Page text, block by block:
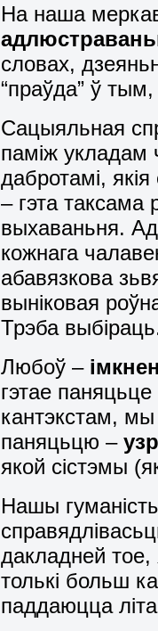
На наша
словах,
“праўда” ў
Сацыяльная
паміж укладам
дабротамі,
– гэта таксама
выхаваньня.
кожнага
абавязкова
выніковая
Трэба
Любоў –
гэтае
кантэкстам,
паняцьцю –
якой сістэмы
Нашы
дакладней
толькі больш
паддаюцца